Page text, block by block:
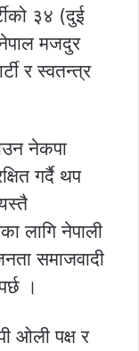
३४ (दुई
नेपाल मजदुर
र स्वतन्त्र
नेकपा
गर्दै थप
लागि नेपाली
समाजवादी
।
ओली पक्ष र